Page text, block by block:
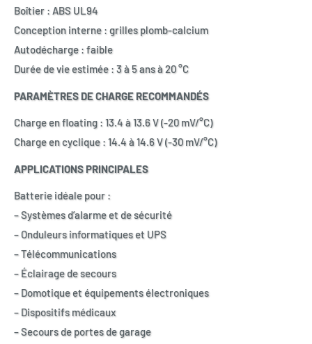
Boîtier : ABS UL94
Conception interne : grilles plomb-calcium
Autodécharge : faible
Durée de vie estimée : 3 à 5 ans à 20 °C
PARAMÈTRES DE CHARGE RECOMMANDÉS
Charge en floating : 13.4 à 13.6 V (-20 mV/°C)
Charge en cyclique : 14.4 à 14.6 V (-30 mV/°C)
APPLICATIONS PRINCIPALES
Batterie idéale pour :
– Systèmes d’alarme et de sécurité
– Onduleurs informatiques et UPS
– Télécommunications
– Éclairage de secours
– Domotique et équipements électroniques
– Dispositifs médicaux
– Secours de portes de garage